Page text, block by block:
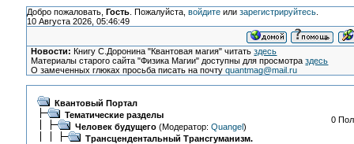
Добро пожаловать, Гость. Пожалуйста, войдитеили зарегистрируйтесь.
10 Августа 2026, 05:46:49
Новости: Книгу С.Доронина "Квантовая магия" читатьздесь
Материалы старого сайта "Физика Магии" доступны для просмотраздесь
О замеченных глюках просьба писать на почтуquantmag@mail.ru
Квантовый Портал
Тематические разделы
Человек будущего(Модератор: Quangel)
Трансцендентальный Трансгуманизм.
0